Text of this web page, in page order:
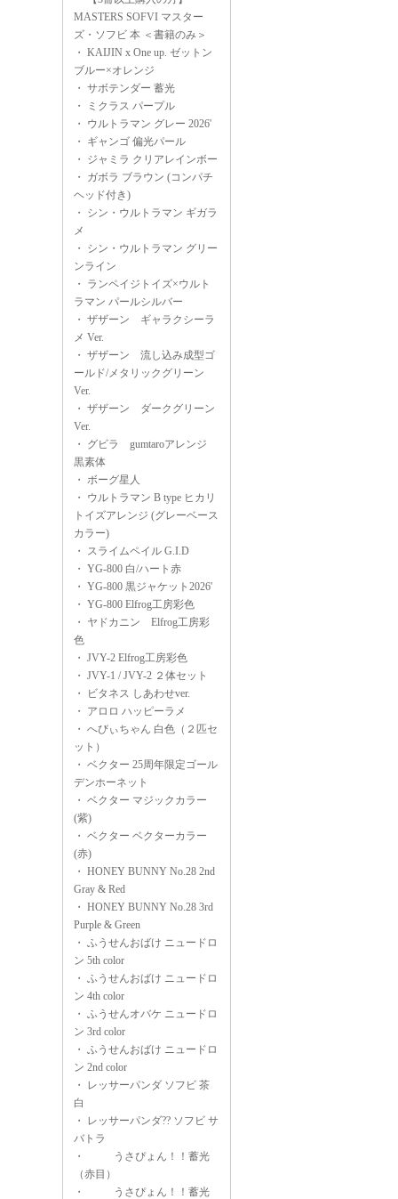
MASTERS SOFVI マスター
ズ・ソフビ 本 ＜書籍のみ＞
・ KAIJIN x One up. ゼットン
ブルー×オレンジ
・ サボテンダー 蓄光
・
ミクラス パープル
・ ウルトラマン グレー 2026'
・ ギャンゴ 偏光パール
・ ジャミラ クリアレインボー
・ ガボラ ブラウン (コンパチ
ヘッド付き)
・ シン・ウルトラマン ギガラ
メ
・ シン・ウルトラマン グリー
ンライン
・ ランペイジトイズ×ウルト
ラマン パールシルバー
・ ザザーン ギャラクシーラ
メ Ver.
・ ザザーン 流し込み成型ゴ
ールド/メタリックグリーン
Ver.
・ ザザーン ダークグリーン
Ver.
・ グビラ gumtaroアレンジ
黒素体
・ ボーグ星人
・ ウルトラマン B type ヒカリ
トイズアレンジ (グレーベース
カラー)
・ スライムペイル G.I.D
・ YG-800 白/ハート赤
・ YG-800 黒ジャケット2026'
・ YG-800 Elfrog工房彩色
・ ヤドカニン Elfrog工房彩
色
・ JVY-2 Elfrog工房彩色
・ JVY-1 / JVY-2 ２体セット
・
ビタネス しあわせver.
・ アロロ ハッピーラメ
・ へびぃちゃん 白色（２匹セ
ット）
・ ベクター 25周年限定ゴール
デンホーネット
・ ベクター マジックカラー
(紫)
・ ベクター ベクターカラー
(赤)
・ HONEY BUNNY No.28 2nd
Gray & Red
・ HONEY BUNNY No.28 3rd
Purple & Green
・ ふうせんおばけ ニュードロ
ン 5th color
・ ふうせんおばけ ニュードロ
ン 4th color
・ ふうせんオバケ ニュードロ
ン 3rd color
・ ふうせんおばけ ニュードロ
ン 2nd color
・
レッサーパンダ ソフビ 茶
白
・
レッサーパンダ?? ソフビ サ
バトラ
・
うさぴょん！！蓄光
（赤目）
・
うさぴょん！！蓄光